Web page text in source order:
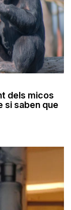
dels micos
si saben que